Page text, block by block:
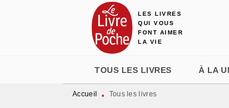
MENU RECHERCHE
LES LIVRES
QUI VOUS
FONT AIMER
LA VIE
TOUS LES LIVRES À LA
Accueil • Tous les livres